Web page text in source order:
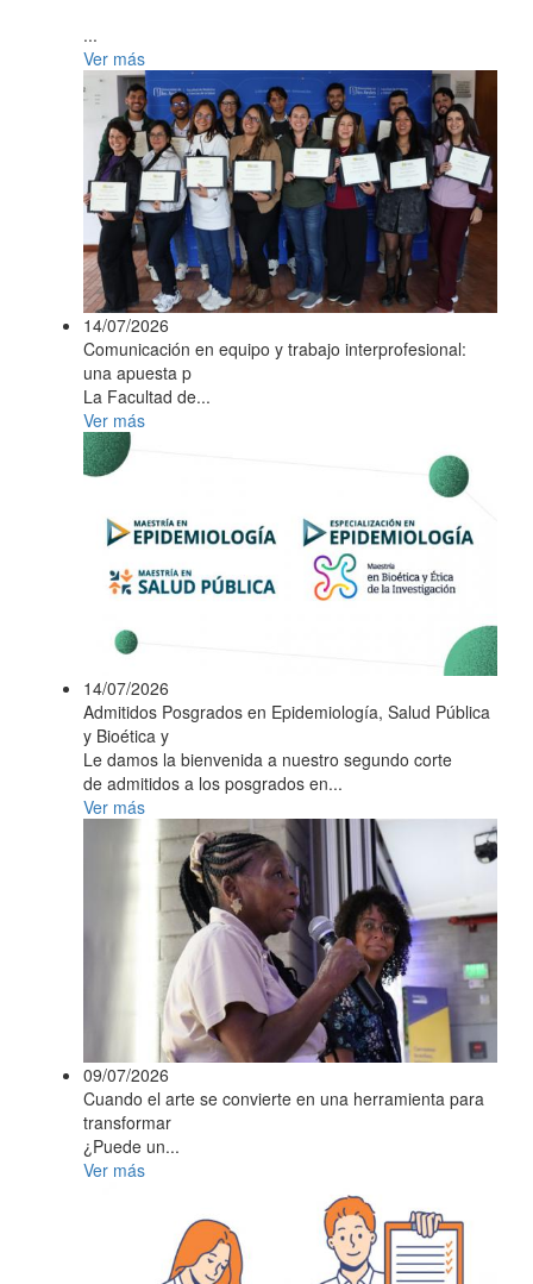
...
Ver más
14/07/2026
Comunicación en equipo y trabajo interprofesional:
una apuesta p
La Facultad de...
Ver más
14/07/2026
Admitidos Posgrados en Epidemiología, Salud Pública
y Bioética y
Le damos la bienvenida a nuestro segundo corte
de admitidos a los posgrados en...
Ver más
09/07/2026
Cuando el arte se convierte en una herramienta para
transformar
¿Puede un...
Ver más